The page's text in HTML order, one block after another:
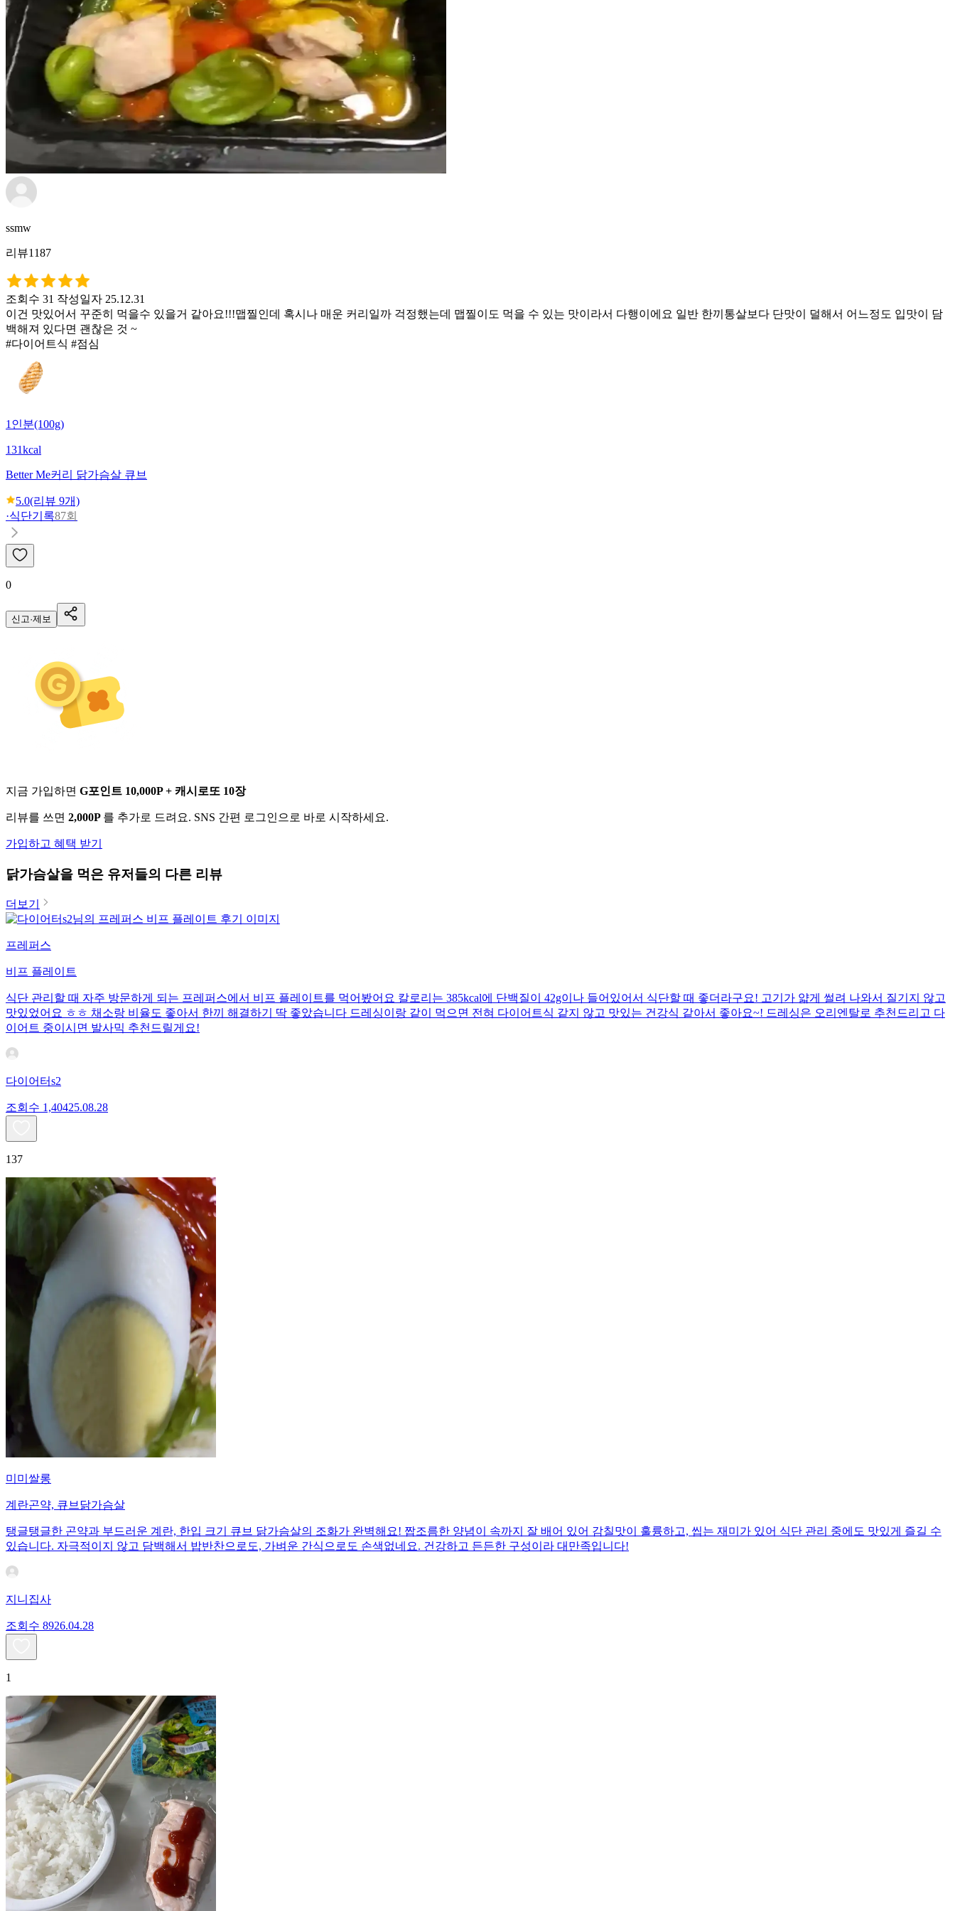
ssmw
리뷰1187
조회수 31 작성일자 25.12.31
이건 맛있어서 꾸준히 먹을수 있을거 같아요!!!맵찔인데 혹시나 매운 커리일까 걱정했는데 맵찔이도 먹을 수 있는 맛이라서 다행이에요 일반 한끼통살보다 단맛이 덜해서 어느정도 입맛이 담
백해져 있다면 괜찮은 것 ~
#다이어트식 #점심
1인분(100g)
131kcal
Better Me커리 닭가슴살 큐브
5.0(리뷰 9개)
·식단기록87회
0
신고·제보
지금 가입하면 G포인트 10,000P + 캐시로또 10장
리뷰를 쓰면 2,000P 를 추가로 드려요. SNS 간편 로그인으로 바로 시작하세요.
가입하고 혜택 받기
닭가슴살을 먹은 유저들의 다른 리뷰
더보기
프레퍼스
비프 플레이트
식단 관리할 때 자주 방문하게 되는 프레퍼스에서 비프 플레이트를 먹어봤어요 칼로리는 385kcal에 단백질이 42g이나 들어있어서 식단할 때 좋더라구요! 고기가 얇게 썰려 나와서 질기지 않고
맛있었어요 ㅎㅎ 채소랑 비율도 좋아서 한끼 해결하기 딱 좋았습니다 드레싱이랑 같이 먹으면 전혀 다이어트식 같지 않고 맛있는 건강식 같아서 좋아요~! 드레싱은 오리엔탈로 추천드리고 다
이어트 중이시면 발사믹 추천드릴게요!
다이어터s2
조회수 1,40425.08.28
137
미미쌀롱
계란곤약, 큐브닭가슴살
탱글탱글한 곤약과 부드러운 계란, 한입 크기 큐브 닭가슴살의 조화가 완벽해요! 짭조름한 양념이 속까지 잘 배어 있어 감칠맛이 훌륭하고, 씹는 재미가 있어 식단 관리 중에도 맛있게 즐길 수
있습니다. 자극적이지 않고 담백해서 밥반찬으로도, 가벼운 간식으로도 손색없네요. 건강하고 든든한 구성이라 대만족입니다!
지니집사
조회수 8926.04.28
1